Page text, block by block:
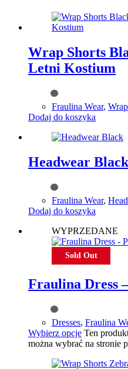
Wrap Shorts
Letni Kostium
Fraulina Wear,
Dodaj do koszyka
Headwear Black
Fraulina Wear,
Dodaj do koszyka
WYPRZEDANE
Sold Out
Fraulina Dress
Dresses, Fraulina
Wybierz opcje Ten
można wybrać na stronie